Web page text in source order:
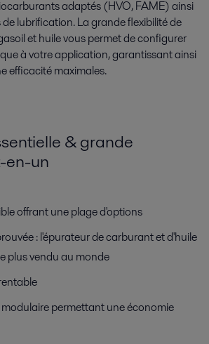
adaptés (HVO, FAME) ainsi
lubrification. La grande flexibilité de
et huile vous permet de configurer
à votre application, garantissant ainsi
efficacité maximales.
& grande
en-un
offrant une plage d'options
: l'épurateur de carburant et d'huile
plus vendu au monde
permettant une économie